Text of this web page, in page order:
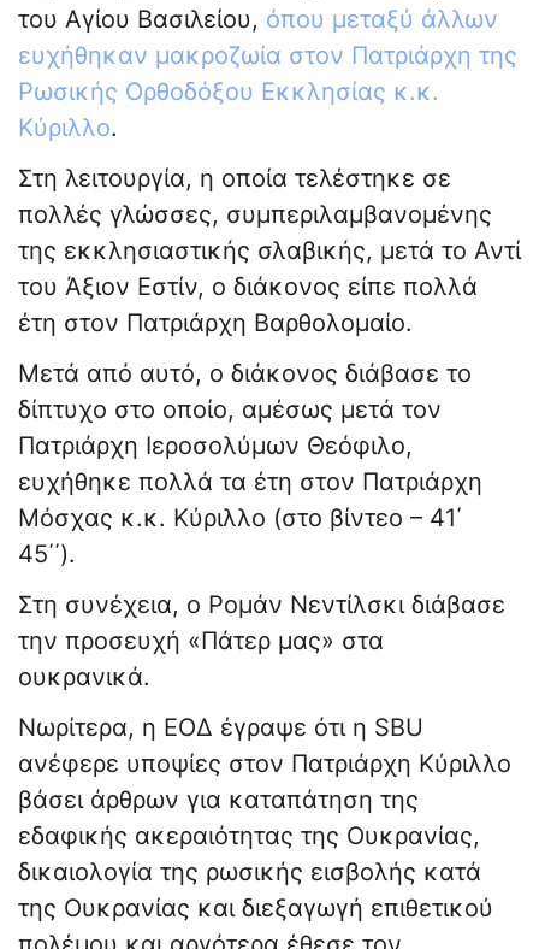
του Αγίου Βασιλείου, όπου μεταξύ άλλων
ευχήθηκαν μακροζωία στον Πατριάρχη της
Ρωσικής Ορθοδόξου Εκκλησίας κ.κ.
Κύριλλο.
Στη λειτουργία, η οποία τελέστηκε σε
πολλές γλώσσες, συμπεριλαμβανομένης
της εκκλησιαστικής σλαβικής, μετά το Αντί
του Άξιον Εστίν, ο διάκονος είπε πολλά
έτη στον Πατριάρχη Βαρθολομαίο.
Μετά από αυτό, ο διάκονος διάβασε το
δίπτυχο στο οποίο, αμέσως μετά τον
Πατριάρχη Ιεροσολύμων Θεόφιλο,
ευχήθηκε πολλά τα έτη στον Πατριάρχη
Μόσχας κ.κ. Κύριλλο (στο βίντεο – 41΄
45΄΄).
Στη συνέχεια, ο Ρομάν Νεντίλσκι διάβασε
την προσευχή «Πάτερ μας» στα
ουκρανικά.
Νωρίτερα, η ΕΟΔ έγραψε ότι η SBU
ανέφερε υποψίες στον Πατριάρχη Κύριλλο
βάσει άρθρων για καταπάτηση της
εδαφικής ακεραιότητας της Ουκρανίας,
δικαιολογία της ρωσικής εισβολής κατά
της Ουκρανίας και διεξαγωγή επιθετικού